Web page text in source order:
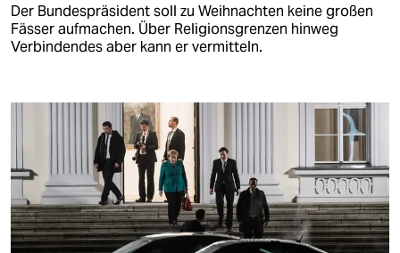
Der Bundespräsident soll zu Weihnachten keine großen
Fässer aufmachen. Über Religionsgrenzen hinweg
Verbindendes aber kann er vermitteln.